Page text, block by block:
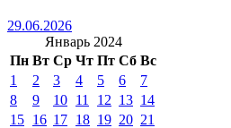
29.06.2026
Январь 2024
Пн Вт Ср Чт Пт Сб Вс
1
2 3 4 5 6
7
8
9 10 11 12 13 14
15 16 17 18 19 20 21